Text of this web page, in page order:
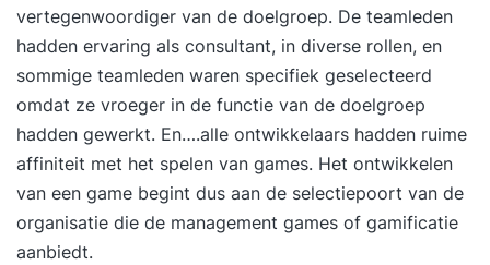
vertegenwoordiger van de doelgroep. De teamleden
hadden ervaring als consultant, in diverse rollen, en
sommige teamleden waren specifiek geselecteerd
omdat ze vroeger in de functie van de doelgroep
hadden gewerkt. En….alle ontwikkelaars hadden ruime
affiniteit met het spelen van games. Het ontwikkelen
van een game begint dus aan de selectiepoort van de
organisatie die de management games of gamificatie
aanbiedt.